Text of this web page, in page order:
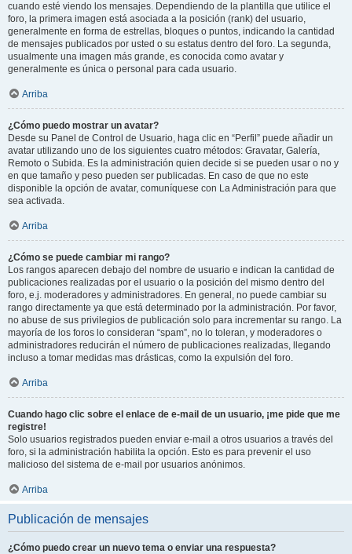
cuando esté viendo los mensajes. Dependiendo de la plantilla que utilice el
foro, la primera imagen está asociada a la posición (rank) del usuario,
generalmente en forma de estrellas, bloques o puntos, indicando la cantidad
de mensajes publicados por usted o su estatus dentro del foro. La segunda,
usualmente una imagen más grande, es conocida como avatar y
generalmente es única o personal para cada usuario.
Arriba
¿Cómo puedo mostrar un avatar?
Desde su Panel de Control de Usuario, haga clic en “Perfil” puede añadir un
avatar utilizando uno de los siguientes cuatro métodos: Gravatar, Galería,
Remoto o Subida. Es la administración quien decide si se pueden usar o no y
en que tamaño y peso pueden ser publicadas. En caso de que no este
disponible la opción de avatar, comuníquese con La Administración para que
sea activada.
Arriba
¿Cómo se puede cambiar mi rango?
Los rangos aparecen debajo del nombre de usuario e indican la cantidad de
publicaciones realizadas por el usuario o la posición del mismo dentro del
foro, e.j. moderadores y administradores. En general, no puede cambiar su
rango directamente ya que está determinado por la administración. Por favor,
no abuse de sus privilegios de publicación solo para incrementar su rango. La
mayoría de los foros lo consideran “spam”, no lo toleran, y moderadores o
administradores reducirán el número de publicaciones realizadas, llegando
incluso a tomar medidas mas drásticas, como la expulsión del foro.
Arriba
Cuando hago clic sobre el enlace de e-mail de un usuario, ¡me pide que me
registre!
Solo usuarios registrados pueden enviar e-mail a otros usuarios a través del
foro, si la administración habilita la opción. Esto es para prevenir el uso
malicioso del sistema de e-mail por usuarios anónimos.
Arriba
Publicación de mensajes
¿Cómo puedo crear un nuevo tema o enviar una respuesta?